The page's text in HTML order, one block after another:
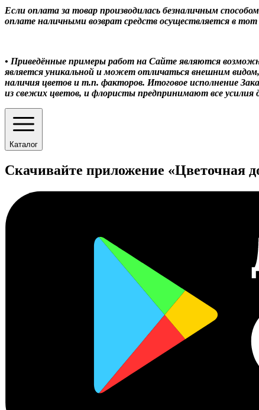
Если оплата за товар производилась безналичным
оплате наличными возврат средств осуществляется в
• Приведённые примеры работ на Сайте являются
является уникальной и может отличаться внешним
наличия цветов и т.п. факторов. Итоговое исполнение
из свежих цветов, и флористы предпринимают все
Каталог
Скачивайте приложение «Цветочная